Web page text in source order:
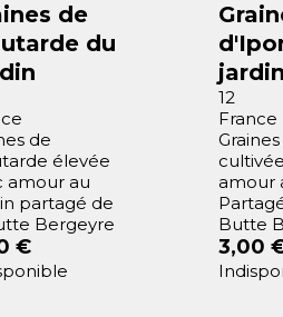
de
du
de
élevée
amour au
partagé de
Bergeyre
€
jardin
12
France
amour
Butte
3,00